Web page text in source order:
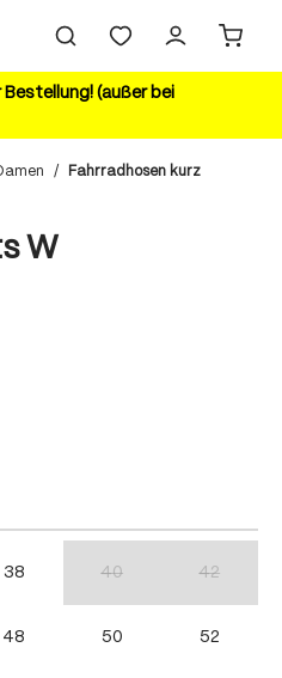
(außer bei
/ Fahrradhosen kurz
W
38 40 42
48 50 52